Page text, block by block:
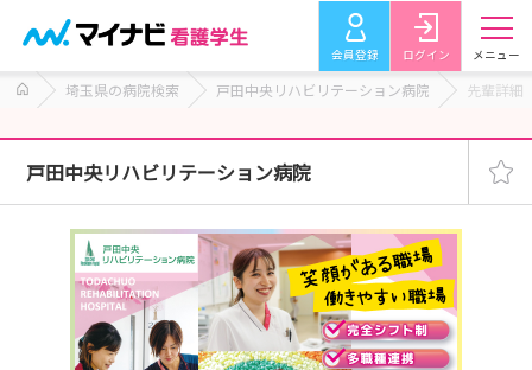
会員登録 ログイン メニュー
埼玉県の病院検索 戸田中央リハビリテーション病院 先輩詳細
戸田中央リハビリテーション病院